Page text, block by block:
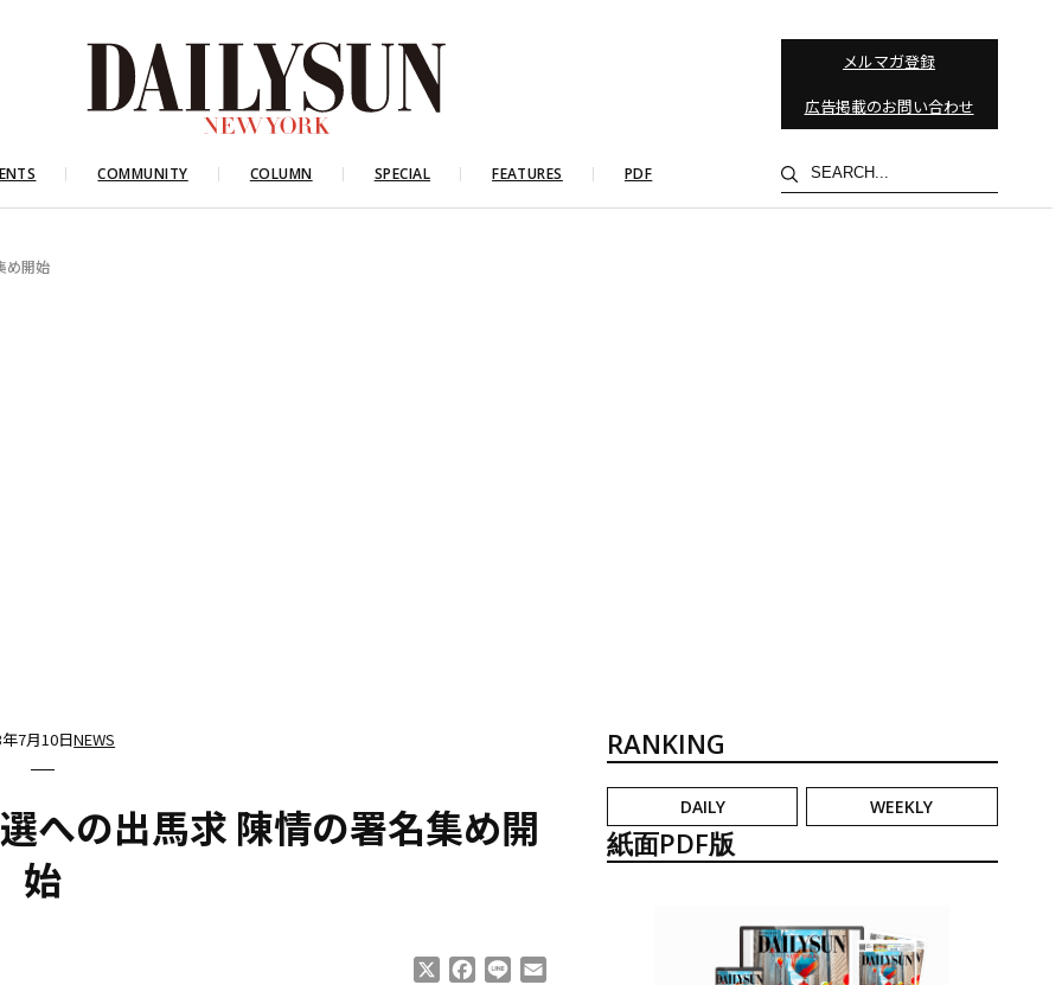
メルマガ登録
広告掲載のお問い合わせ
COMMUNITY COLUMN SPECIAL FEATURES PDF
検
索
め開始
7月10日NEWS
への出馬求 陳情の署名集め開
始
Facebook
Line
RANKING
DAILY WEEKLY
紙面PDF版